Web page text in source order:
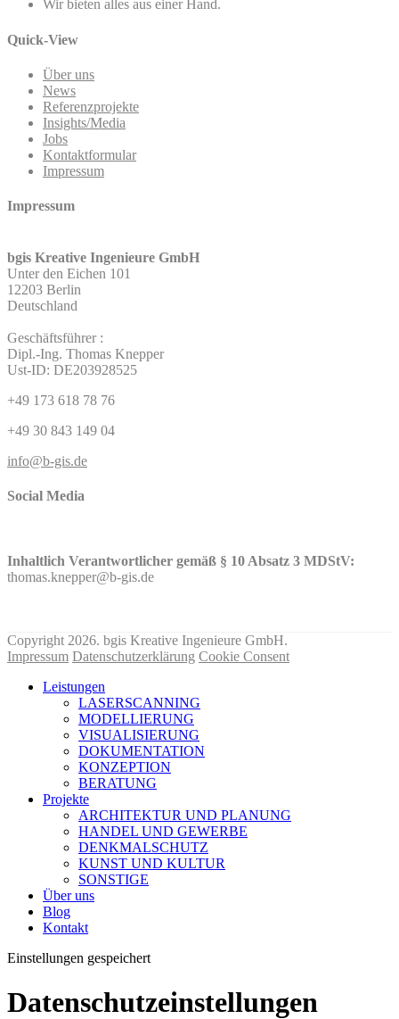
Wir bieten alles aus einer Hand.
Quick-View
Über uns
News
Referenzprojekte
Insights/Media
Jobs
Kontaktformular
Impressum
Impressum
bgis Kreative Ingenieure GmbH
Unter den Eichen 101
12203 Berlin
Deutschland
Geschäftsführer :
Dipl.-Ing. Thomas Knepper
Ust-ID: DE203928525
+49 173 618 78 76
+49 30 843 149 04
info@b-gis.de
Social Media
Inhaltlich Verantwortlicher gemäß § 10 Absatz 3 MDStV:
thomas.knepper@b-gis.de
Copyright 2026. bgis Kreative Ingenieure GmbH.
Impressum Datenschutzerklärung Cookie Consent
Leistungen
LASERSCANNING
MODELLIERUNG
VISUALISIERUNG
DOKUMENTATION
KONZEPTION
BERATUNG
Projekte
ARCHITEKTUR UND PLANUNG
HANDEL UND GEWERBE
DENKMALSCHUTZ
KUNST UND KULTUR
SONSTIGE
Über uns
Blog
Kontakt
Einstellungen gespeichert
Datenschutzeinstellungen